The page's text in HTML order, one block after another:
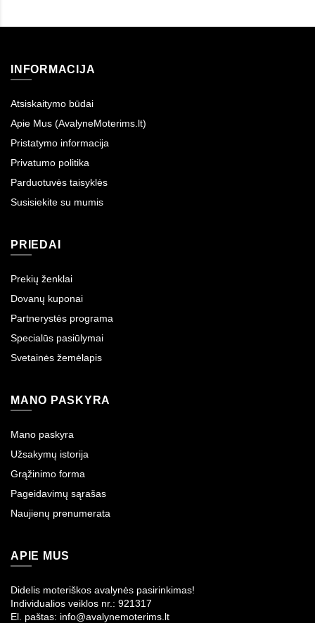
INFORMACIJA
Atsiskaitymo būdai
Apie Mus (AvalyneMoterims.lt)
Pristatymo informacija
Privatumo politika
Parduotuvės taisyklės
Susisiekite su mumis
PRIEDAI
Prekių ženklai
Dovanų kuponai
Partnerystės programa
Specialūs pasiūlymai
Svetainės žemėlapis
MANO PASKYRA
Mano paskyra
Užsakymų istorija
Grąžinimo forma
Pageidavimų sąrašas
Naujienų prenumerata
APIE MUS
Didelis moteriškos avalynės pasirinkimas!
Individualios veiklos nr.: 921317
El. paštas: info@avalynemoterims.lt